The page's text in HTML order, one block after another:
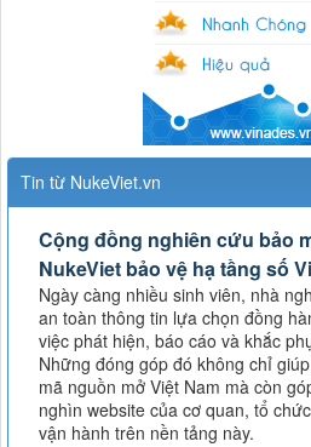
Tin từ NukeViet.vn
Cộng đồng nghiên cứu bảo
NukeViet bảo vệ hạ tầng số
Ngày càng nhiều sinh viên, nhà
an toàn thông tin lựa chọn đồng
việc phát hiện, báo cáo và khắc
Những đóng góp đó không chỉ
mã nguồn mở Việt Nam mà còn
nghìn website của cơ quan, tổ
vận hành trên nền tảng này.